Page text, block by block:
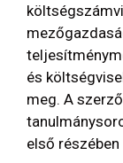
és
meg. A
első részében